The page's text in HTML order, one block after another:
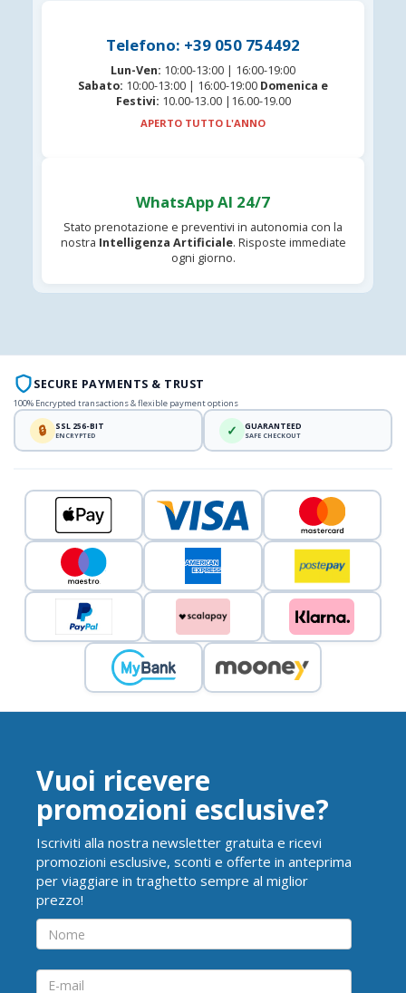
Telefono: +39 050 754492
Lun-Ven: 10:00-13:00 | 16:00-19:00
Sabato: 10:00-13:00 | 16:00-19:00 Domenica e
Festivi: 10.00-13.00 |16.00-19.00
APERTO TUTTO L'ANNO
WhatsApp AI 24/7
Stato prenotazione e preventivi in autonomia con la
nostra Intelligenza Artificiale. Risposte immediate
ogni giorno.
SECURE PAYMENTS & TRUST
100% Encrypted transactions & flexible payment options
🔒 SSL 256-BIT
ENCRYPTED ✓ GUARANTEED
SAFE CHECKOUT
Vuoi ricevere
promozioni esclusive?
Iscriviti alla nostra newsletter gratuita e ricevi
promozioni esclusive, sconti e offerte in anteprima
per viaggiare in traghetto sempre al miglior
prezzo!